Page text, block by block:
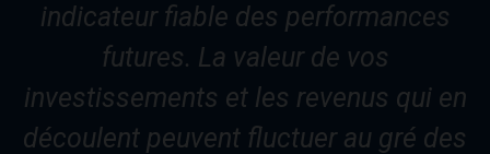
indicateur fiable des performances
futures. La valeur de vos
investissements et les revenus qui en
découlent peuvent fluctuer au gré des